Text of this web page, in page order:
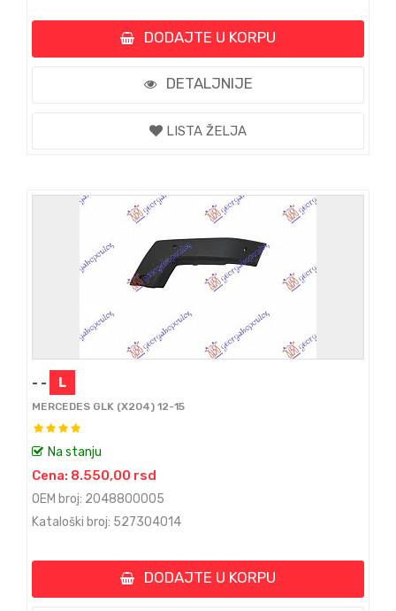
DODAJTE U KORPU
DETALJNIJE
LISTA ŽELJA
- - L
MERCEDES GLK (X204) 12-15
Na stanju
Cena: 8.550,00 rsd
OEM broj: 2048800005
Kataloški broj: 527304014
DODAJTE U KORPU